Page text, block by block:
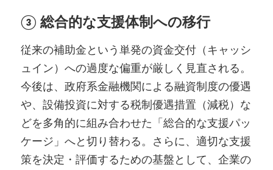
③ 総合的な支援体制への移行
従来の補助金という単発の資金交付（キャッシ
ュイン）への過度な偏重が厳しく見直される。
今後は、政府系金融機関による融資制度の優遇
や、設備投資に対する税制優遇措置（減税）な
どを多角的に組み合わせた「総合的な支援パッ
ケージ」へと切り替わる。さらに、適切な支援
策を決定・評価するための基盤として、企業の